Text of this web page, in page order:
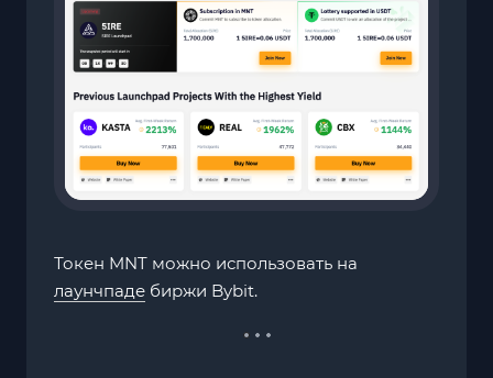
Токен MNT можно использовать на
лаунчпаде биржи Bybit.